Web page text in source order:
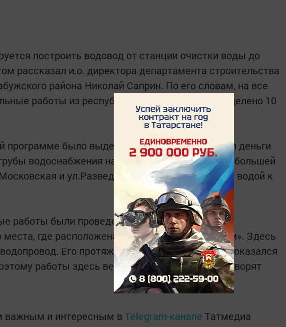
построить водовод от станции очистки воды до
рассказал и.о. директора департамента строительства
района Николай Саприн. По его словам, на все
работы из республиканского бюджета выделено 10
программе было выделено и в этом году. На эти деньги
водоснабжения на 2 улицах города. Теперь большей
и ул.Разведчиков не нужно ходить за водой к
работы были проведены на участке от начала
где расположена гостиница «Алабуга сити». Здесь
Его протяженность 1,2 км. «Участок оказался
работы здесь велись более полугода», - говорят
важным и интересным в Telegram-канале Татмедиа